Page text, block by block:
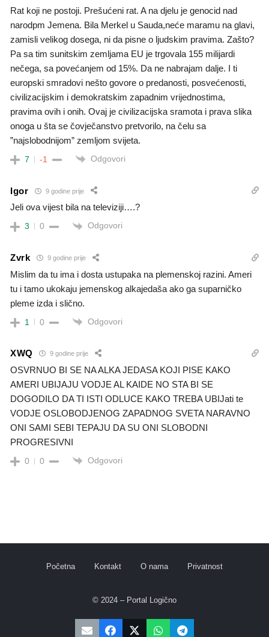
Rat koji ne postoji. Prešućeni rat. A na djelu je genocid nad
narodpm Jemena. Bila Merkel u Sauda,neće maramu na glavi,
zamisli velikog dosega, ni da pisne o ljudskim pravima. Zašto?
Pa sa tim sunitskim zemljama EU je trgovala 155 milijardi
nečega, sa povećanjem od 15%. Da ne nabrajam dalje. I ti
europski smradovi nešto govore o predanosti, posvećenosti,
civilizacijskim i demokratskim zapadnim vrijednostima,
pravima ovih i onih. Ovaj je civilizacijska sramota i prava slika
onoga u šta se čovječanstvo pretvorilo, na čelu sa
”najslobodnijom” zemljom svijeta.
7 -1 Odgovori
Igor 9 godine prije
Jeli ova vijest bila na televiziji….?
3 0 Odgovori
Zvrk 9 godine prije
Mislim da tu ima i dosta ustupaka na plemenskoj razini. Ameri
tu i tamo ukokaju jemenskog alkajedaša ako ga suparničko
pleme izda i slično.
1 0 Odgovori
XWQ 9 godine prije
OSVRNUO BI SE NA ALKA JEDASA KOJI PISE KAKO
AMERI UBIJAJU VODJE AL KAIDE NO STA BI SE
DOGODILO DA TI ISTI ODLUCE KAKO TREBA UBIJati te
VODJE OSLOBODJENOG ZAPADNOG SVETA NARAVNO
ONI SAMI SEBI TEPAJU DA SU ONI SLOBODNI
PROGRESIVNI
0 0 Odgovori
Početna Kontakt O nama Privatnost
© 2024 – Portal Logično